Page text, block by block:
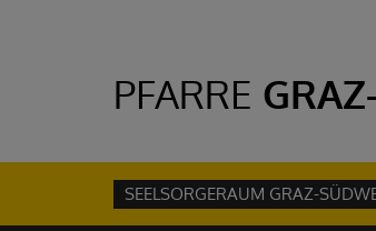
PFARRE
SEELSORGERAUM GRAZ-